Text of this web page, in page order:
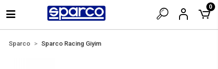
0
Sparco Sparco Racing Giyim